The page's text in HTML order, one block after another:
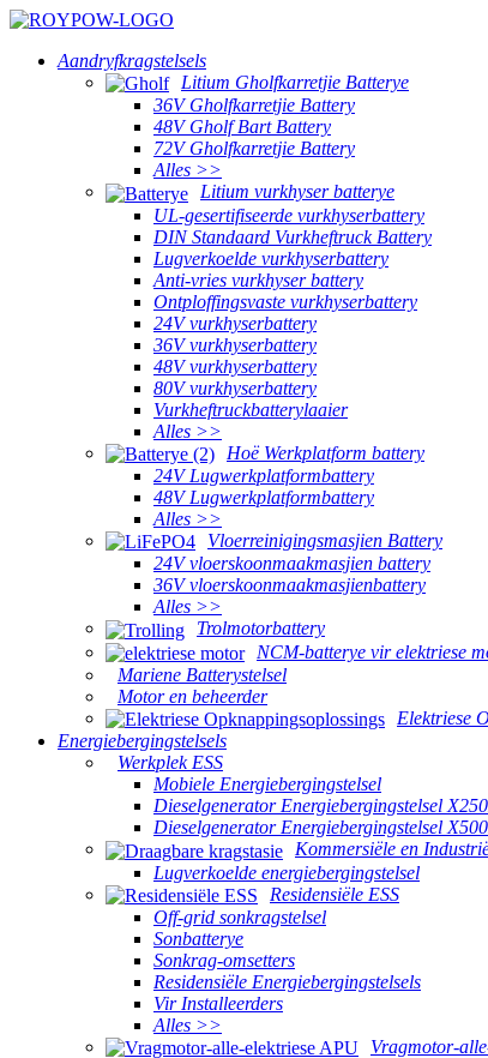
Aandryfkragstelsels
Litium Gholfkarretjie Batterye
36V Gholfkarretjie Battery
48V Gholf Bart Battery
72V Gholfkarretjie Battery
Alles >>
Litium vurkhyser batterye
UL-gesertifiseerde vurkhyserbattery
DIN Standaard Vurkheftruck Battery
Lugverkoelde vurkhyserbattery
Anti-vries vurkhyser battery
Ontploffingsvaste vurkhyserbattery
24V vurkhyserbattery
36V vurkhyserbattery
48V vurkhyserbattery
80V vurkhyserbattery
Vurkheftruckbatterylaaier
Alles >>
Hoë Werkplatform battery
24V Lugwerkplatformbattery
48V Lugwerkplatformbattery
Alles >>
Vloerreinigingsmasjien Battery
24V vloerskoonmaakmasjien battery
36V vloerskoonmaakmasjienbattery
Alles >>
Trolmotorbattery
NCM-batterye vir elektriese
Mariene Batterystelsel
Motor en beheerder
Elektriese
Energiebergingstelsels
Werkplek ESS
Mobiele Energiebergingstelsel
Dieselgenerator Energiebergingstelsel
Dieselgenerator Energiebergingstelsel
Kommersiële en
Lugverkoelde energiebergingstelsel
Residensiële ESS
Off-grid sonkragstelsel
Sonbatterye
Sonkrag-omsetters
Residensiële Energiebergingstelsels
Vir Installeerders
Alles >>
Vragmotor-